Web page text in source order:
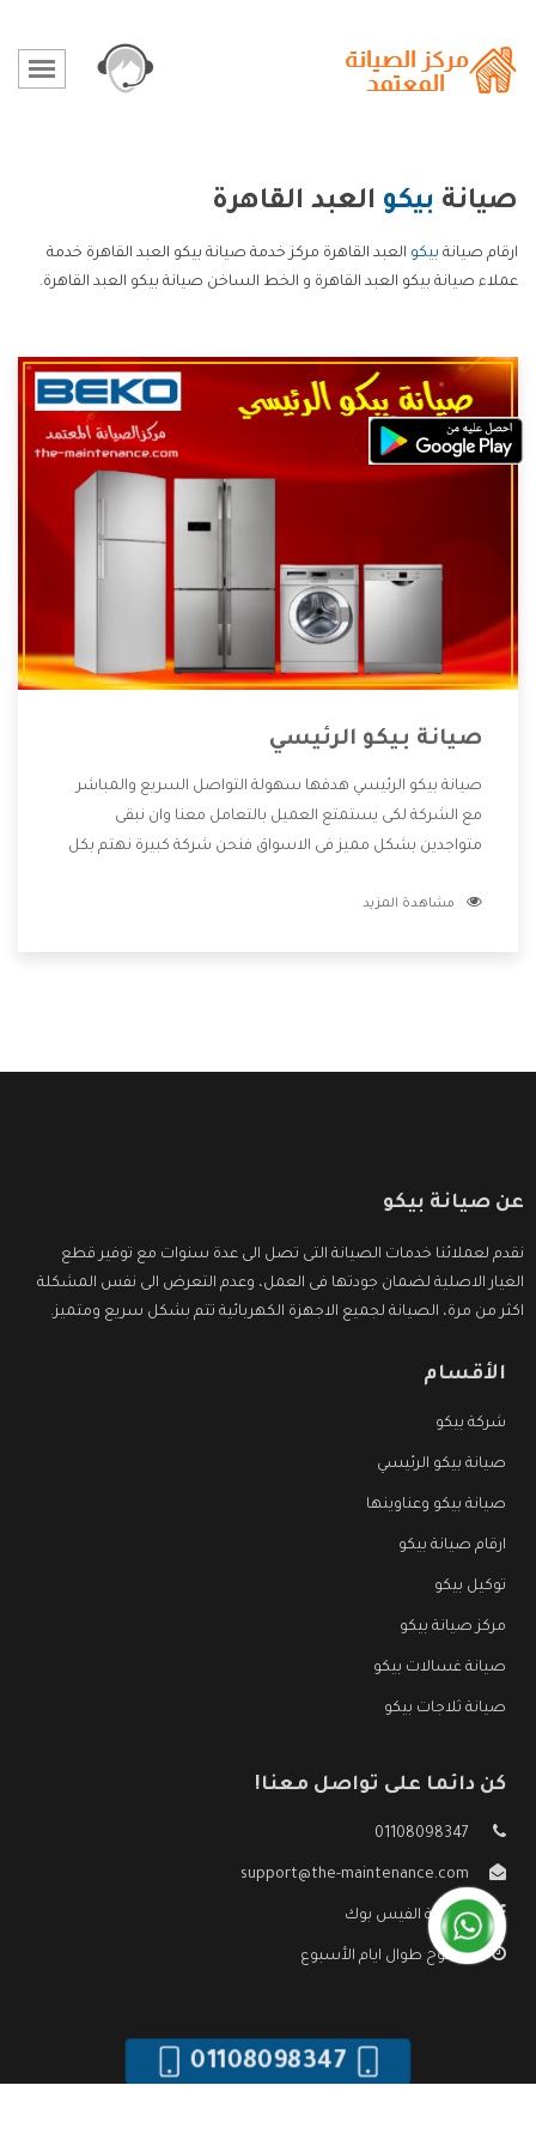
صيانة بيكو العبد القاهرة
ارقام صيانة بيكو العبد القاهرة مركز خدمة صيانة بيكو العبد القاهرة خدمة
عملاء صيانة بيكو العبد القاهرة و الخط الساخن صيانة بيكو العبد القاهرة.
صيانة بيكو الرئيسي
صيانة بيكو الرئيسي هدفها سهولة التواصل السريع والمباشر
مع الشركة لكى يستمتع العميل بالتعامل معنا وان نبقى
متواجدين بشكل مميز فى الاسواق فنحن شركة كبيرة نهتم بكل
الشركة بها والتى تكون منها خدمة الصيانة التى تكون من أهم
مشاهدة المزيد
عن صيانة بيكو
نقدم لعملائنا خدمات الصيانة التى تصل الى عدة سنوات مع توفير قطع
الغيار الاصلية لضمان جودتها فى العمل، وعدم التعرض الى نفس المشكلة
اكثر من مرة، الصيانة لجميع الاجهزة الكهربائية تتم بشكل سريع ومتميز.
الأقسام
شركة بيكو
صيانة بيكو الرئيسي
صيانة بيكو وعناوينها
ارقام صيانة بيكو
توكيل بيكو
مركز صيانة بيكو
صيانة غسالات بيكو
صيانة ثلاجات بيكو
كن دائما على تواصل معنا!
01108098347
support@the-maintenance.com
صفحة الفيس بوك
مفتوح طوال ايام الأسبوع
01108098347